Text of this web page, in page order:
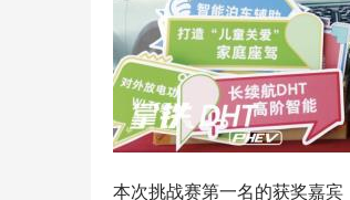
本次挑战赛第一名的获奖嘉